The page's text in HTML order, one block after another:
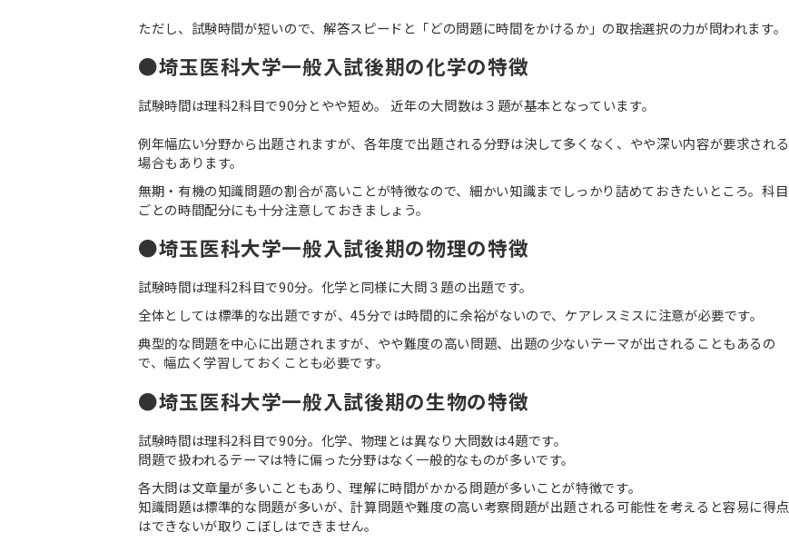
ただし、試験時間が短いので、解答スピードと「どの問題に時間をかけるか」の取捨選択の力が問われます。
●埼玉医科大学一般入試後期の化学の特徴
試験時間は理科2科目で90分とやや短め。 近年の大問数は３題が基本となっています。
例年幅広い分野から出題されますが、各年度で出題される分野は決して多くなく、やや深い内容が要求される
場合もあります。
無期・有機の知識問題の割合が高いことが特徴なので、細かい知識までしっかり詰めておきたいところ。科目
ごとの時間配分にも十分注意しておきましょう。
●埼玉医科大学一般入試後期の物理の特徴
試験時間は理科2科目で90分。化学と同様に大問３題の出題です。
全体としては標準的な出題ですが、45分では時間的に余裕がないので、ケアレスミスに注意が必要です。
典型的な問題を中心に出題されますが、やや難度の高い問題、出題の少ないテーマが出されることもあるの
で、幅広く学習しておくことも必要です。
●埼玉医科大学一般入試後期の生物の特徴
試験時間は理科2科目で90分。化学、物理とは異なり大問数は4題です。
問題で扱われるテーマは特に偏った分野はなく一般的なものが多いです。
各大問は文章量が多いこともあり、理解に時間がかかる問題が多いことが特徴です。
知識問題は標準的な問題が多いが、計算問題や難度の高い考察問題が出題される可能性を考えると容易に得点
はできないが取りこぼしはできません。